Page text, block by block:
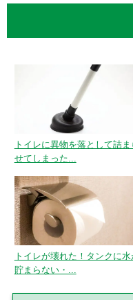
トイレに異物を落として詰ま
せてしまった...
トイレが壊れた！タンクに水
貯まらない・...